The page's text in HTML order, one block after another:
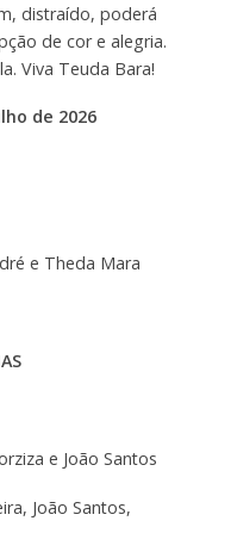
distraído, poderá
de cor e alegria.
Viva Teuda Bara!
de 2026
e Theda Mara
e João Santos
João Santos,